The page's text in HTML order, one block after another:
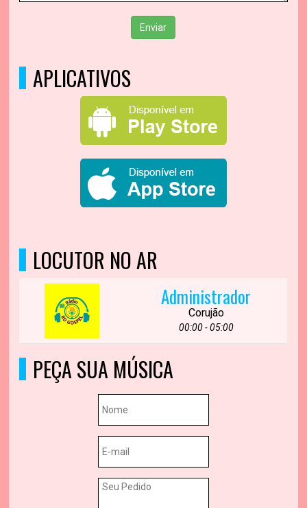
Enviar
APLICATIVOS
LOCUTOR NO AR
Administrador
Corujão
00:00 - 05:00
PEÇA SUA MÚSICA